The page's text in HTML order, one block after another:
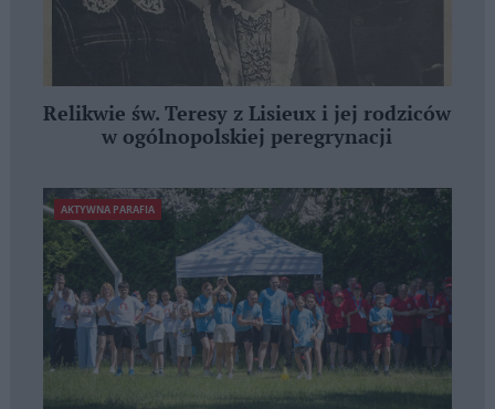
Relikwie św. Teresy z Lisieux i jej rodziców
w ogólnopolskiej peregrynacji
AKTYWNA PARAFIA